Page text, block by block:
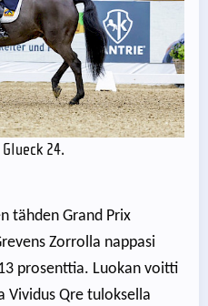
24.
tähden Grand Prix
Zorrolla nappasi
prosenttia. Luokan voitti
Vividus Qre tuloksella